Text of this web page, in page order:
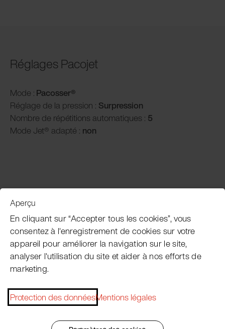
Réglages Pacojet
Mode : Pacosser®
Réglage de la pression : Surpression
Nombre de répétitions automatiques : 5
Mode Jet® adapté : non
Service clientèle
Subscribe Pacojet Newsletter
Would you like to be regularly updated on news, event
Aperçu
En cliquant sur “Accepter tous les cookies”, vous
consentez à l'enregistrement de cookies sur votre
appareil pour améliorer la navigation sur le site,
analyser l'utilisation du site et aider à nos efforts de
marketing.
Protection des donnéesMentions légales